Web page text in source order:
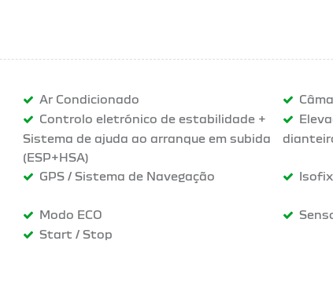
Ar Condicionado
Controlo eletrónico de estabilidade +
Sistema de ajuda ao arranque em subida
(ESP+HSA)
GPS / Sistema de Navegação Isofix
Modo ECO
Start / Stop